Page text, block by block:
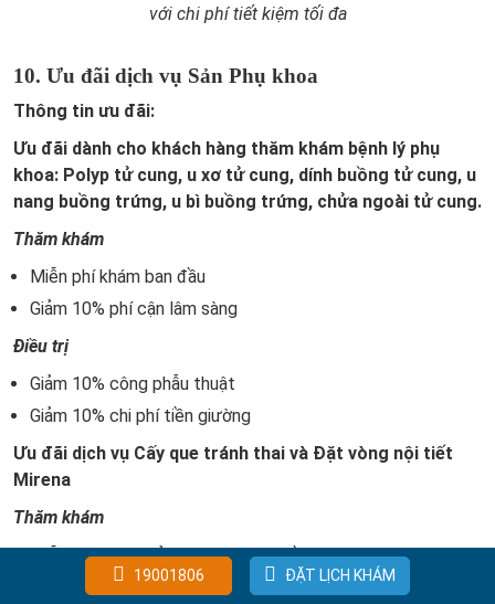
với chi phí tiết kiệm tối đa
10. Ưu đãi dịch vụ Sản Phụ khoa
Thông tin ưu đãi:
Ưu đãi dành cho khách hàng thăm khám bệnh lý phụ
khoa: Polyp tử cung, u xơ tử cung, dính buồng tử cung, u
nang buồng trứng, u bì buồng trứng, chửa ngoài tử cung.
Thăm khám
Miễn phí khám ban đầu
Giảm 10% phí cận lâm sàng
Điều trị
Giảm 10% công phẫu thuật
Giảm 10% chi phí tiền giường
Ưu đãi dịch vụ Cấy que tránh thai và Đặt vòng nội tiết
Mirena
Thăm khám
Miễn phí khám Sản phụ khoa ban đầu
Ưu đãi 20% các chỉ định cận lâm sàng
19001806 ĐẶT LỊCH KHÁM